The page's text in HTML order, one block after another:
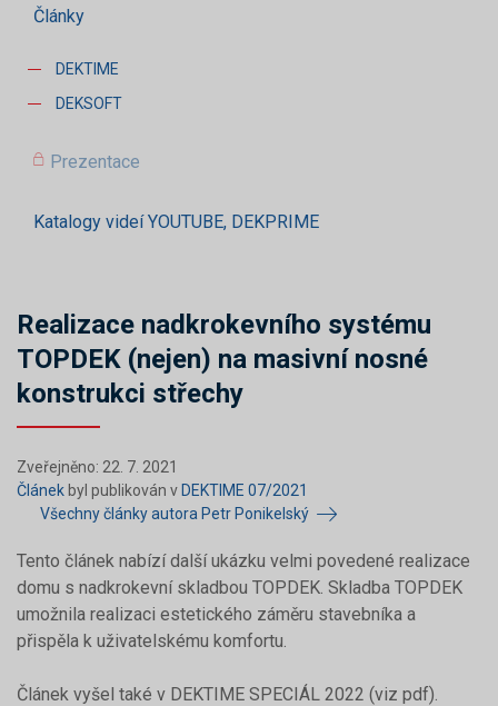
Články
DEKTIME
DEKSOFT
Prezentace
Katalogy videí YOUTUBE, DEKPRIME
Realizace nadkrokevního systému
TOPDEK (nejen) na masivní nosné
konstrukci střechy
Zveřejněno: 22. 7. 2021
Článek byl publikován v DEKTIME 07/2021
Všechny články autora Petr Ponikelský
Tento článek nabízí další ukázku velmi povedené realizace
domu s nadkrokevní skladbou TOPDEK. Skladba TOPDEK
umožnila realizaci estetického záměru stavebníka a
přispěla k uživatelskému komfortu.
Článek vyšel také v DEKTIME SPECIÁL 2022 (viz pdf).